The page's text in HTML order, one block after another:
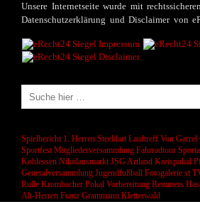
Unsere Internetseite wurde mit
Datenschutzerklärung und Disclaimer von
Spielbericht 1. Herren Steeldart Lauftreff Von Garrel
Sportfest Mitgliederversammlung Fahrradtour
Kohlessen Nikolausmarkt JSG Artland Kreispokal
Generalversammlung Jugendfußball Fotogalerie st
Rulle Krombacher Pokal Vorbereitung Remmers
Alt-Herren Franz Grammann Kletterwald